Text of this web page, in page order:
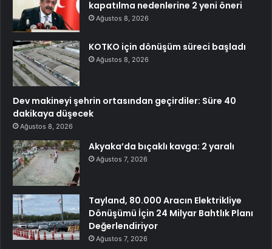
kapatılma nedenlerine 2 yeni öneri
Ağustos 8, 2026
KOTKO için dönüşüm süreci başladı
Ağustos 8, 2026
Dev makineyi şehrin ortasından geçirdiler: Süre 40
dakikaya düşecek
Ağustos 8, 2026
Akyaka’da bıçaklı kavga: 2 yaralı
Ağustos 7, 2026
Tayland, 80.000 Aracın Elektrikliye
Dönüşümü İçin 24 Milyar Bahtlık Planı
Değerlendiriyor
Ağustos 7, 2026